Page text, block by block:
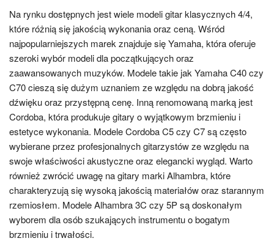
Na rynku dostępnych jest wiele modeli gitar klasycznych 4/4,
które różnią się jakością wykonania oraz ceną. Wśród
najpopularniejszych marek znajduje się Yamaha, która oferuje
szeroki wybór modeli dla początkujących oraz
zaawansowanych muzyków. Modele takie jak Yamaha C40 czy
C70 cieszą się dużym uznaniem ze względu na dobrą jakość
dźwięku oraz przystępną cenę. Inną renomowaną marką jest
Cordoba, która produkuje gitary o wyjątkowym brzmieniu i
estetyce wykonania. Modele Cordoba C5 czy C7 są często
wybierane przez profesjonalnych gitarzystów ze względu na
swoje właściwości akustyczne oraz elegancki wygląd. Warto
również zwrócić uwagę na gitary marki Alhambra, które
charakteryzują się wysoką jakością materiałów oraz starannym
rzemiosłem. Modele Alhambra 3C czy 5P są doskonałym
wyborem dla osób szukających instrumentu o bogatym
brzmieniu i trwałości.